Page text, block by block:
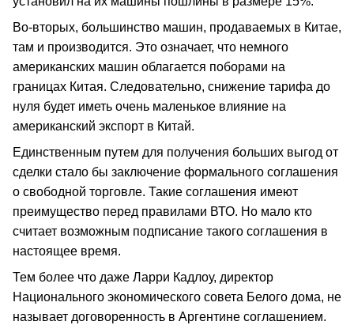
Во-вторых, большинство машин, продаваемых в Китае,
там и производится. Это означает, что немного
американских машин облагается поборами на
границах Китая. Следовательно, снижение тарифа до
нуля будет иметь очень маленькое влияние на
американский экспорт в Китай.
Единственным путем для получения больших выгод от
сделки стало бы заключение формального соглашения
о свободной торговле. Такие соглашения имеют
преимущество перед правилами ВТО. Но мало кто
считает возможным подписание такого соглашения в
настоящее время.
Тем более что даже Ларри Кадлоу, директор
Национального экономического совета Белого дома, не
называет договоренность в Аргентине соглашением.